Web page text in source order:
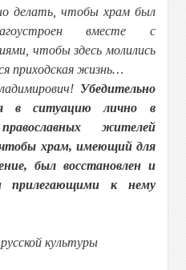
делать, чтобы храм был
вместе с
чтобы здесь молились
приходская жизнь…
Убедительно
в ситуацию лично в
жителей
храм, имеющий для
был восстановлен и
прилегающими к нему
культуры